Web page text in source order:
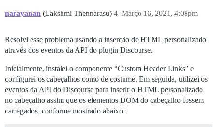
narayanan (Lakshmi Thennarasu) Março 16, 2021, 4:08pm
4
Resolvi esse problema usando a inserção de HTML personalizado
através dos eventos da API do plugin Discourse.
Inicialmente, instalei o componente “Custom Header Links” e
configurei os cabeçalhos como de costume. Em seguida, utilizei os
eventos da API do Discourse para inserir o HTML personalizado
no cabeçalho assim que os elementos DOM do cabeçalho fossem
carregados, conforme mostrado abaixo: